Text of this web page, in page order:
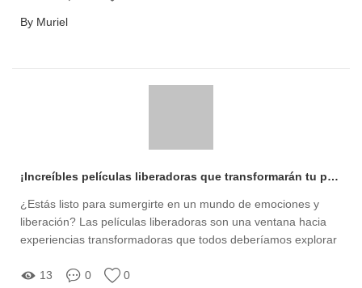
By Muriel
¡Increíbles películas liberadoras que transformarán tu perspectiva!
¿Estás listo para sumergirte en un mundo de emociones y
liberación? Las películas liberadoras son una ventana hacia
experiencias transformadoras que todos deberíamos explorar
13 0 0